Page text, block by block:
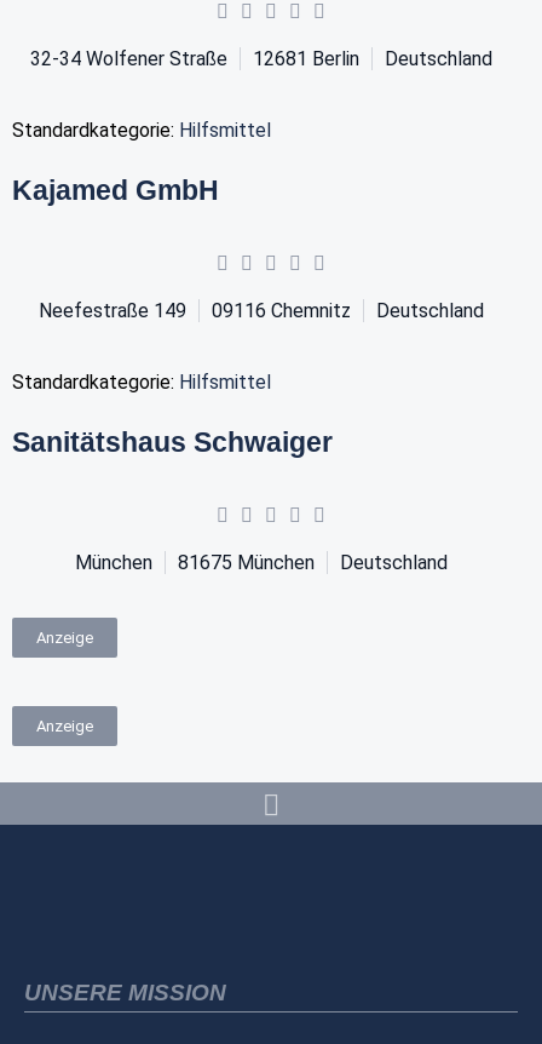
32-34 Wolfener Straße 12681 Berlin Deutschland
Standardkategorie: Hilfsmittel
Kajamed GmbH
Neefestraße 149 09116 Chemnitz Deutschland
Standardkategorie: Hilfsmittel
Sanitätshaus Schwaiger
München 81675 München Deutschland
Anzeige
Anzeige
UNSERE MISSION